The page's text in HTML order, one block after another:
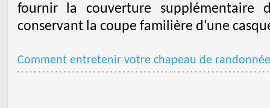
fournir la couverture
conservant la coupe familière d'une
Comment entretenir votre chapeau de randonnée